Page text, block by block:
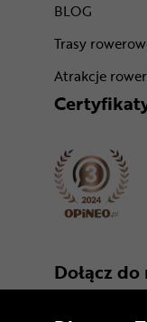
BLOG
Trasy
Atrakcje
Dołącz do